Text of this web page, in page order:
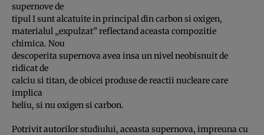
supernove de
tipul I sunt alcatuite in principal din carbon si oxigen,
materialul „expulzat” reflectand aceasta compozitie
chimica. Nou
descoperita supernova avea insa un nivel neobisnuit de
ridicat de
calciu si titan, de obicei produse de reactii nucleare care
implica
heliu, si nu oxigen si carbon.
Potrivit autorilor studiului, aceasta supernova, impreuna cu